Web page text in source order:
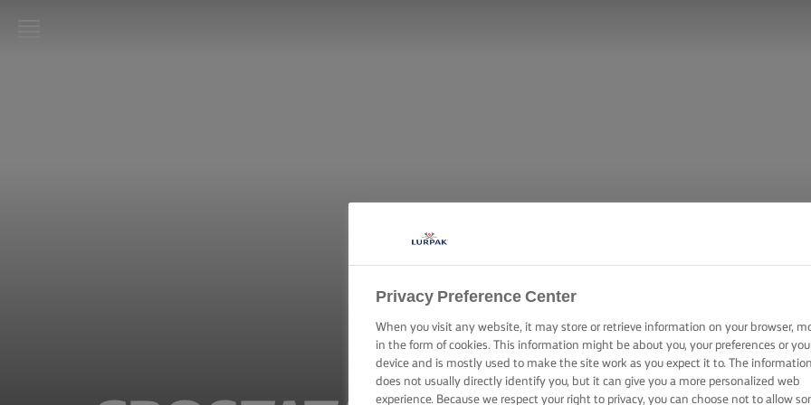
SPALMATURA,
Privacy Preference Center
When you visit any website, it may store or retrieve information on your browser,
in the form of cookies. This information might be about you, your preferences or
device and is mostly used to make the site work as you expect it to. The information
does not usually directly identify you, but it can give you a more personalized web
experience. Because we respect your right to privacy, you can choose not to allow